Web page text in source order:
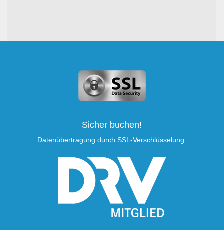
Sicher buchen!
Datenübertragung durch SSL-Verschlüsselung.